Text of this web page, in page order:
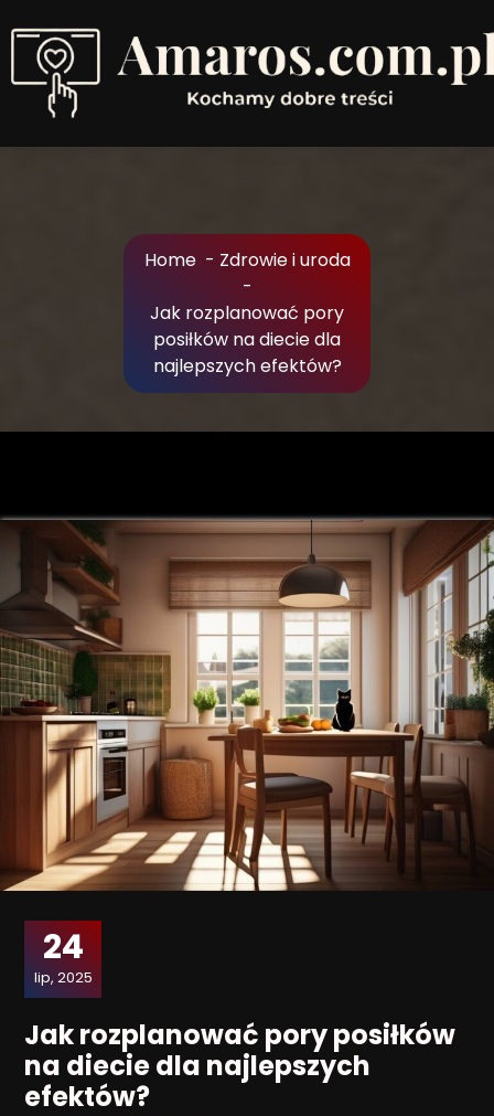
to
Content
Home- Zdrowie i uroda
-
Jak rozplanować pory
posiłków na diecie dla
najlepszych efektów?
24
lip, 2025
Jak rozplanować pory posiłków
na diecie dla najlepszych
efektów?